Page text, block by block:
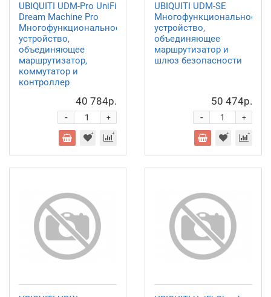
UBIQUITI UDM-Pro UniFi
Dream Machine Pro
Многофункциональное
устройство,
объединяющее
маршрутизатор,
коммутатор и
контроллер
40 784р.
+
-
UBIQUITI UDM-SE
Многофункциональное
устройство,
объединяющее
маршрутизатор и
шлюз безопасности
50 474р.
+
-